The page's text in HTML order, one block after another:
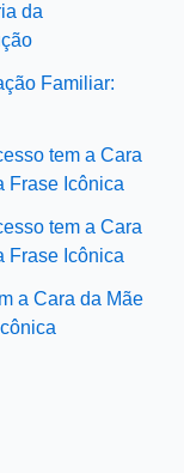
da
Familiar:
tem a Cara
Frase Icônica
tem a Cara
Frase Icônica
a Cara da Mãe